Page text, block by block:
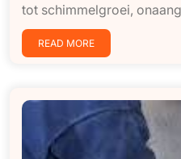
tot schimmelgroei,
READ MORE